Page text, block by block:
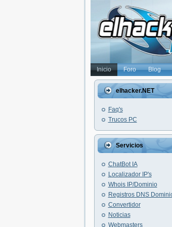
Inicio Foro Blog
elhacker.NET
Faq's
Trucos PC
Servicios
ChatBot IA
Localizador IP's
Whois IP/Dominio
Registros DNS
Convertidor
Noticias
Webmasters